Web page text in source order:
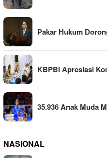
Pakar Hukum
KBPBI Apresiasi
35.936 Anak Muda
NASIONAL